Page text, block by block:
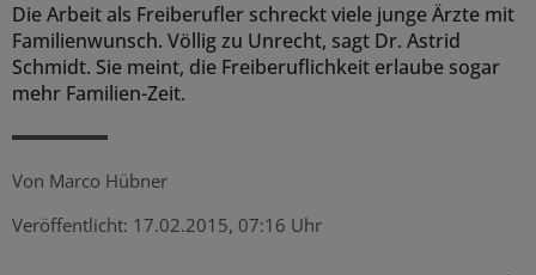
Die Arbeit als Freiberufler schreckt viele junge Ärzte mit
Familienwunsch. Völlig zu Unrecht, sagt Dr. Astrid
Schmidt. Sie meint, die Freiberuflichkeit erlaube sogar
mehr Familien-Zeit.
Von Marco Hübner
Veröffentlicht: 17.02.2015, 07:16 Uhr